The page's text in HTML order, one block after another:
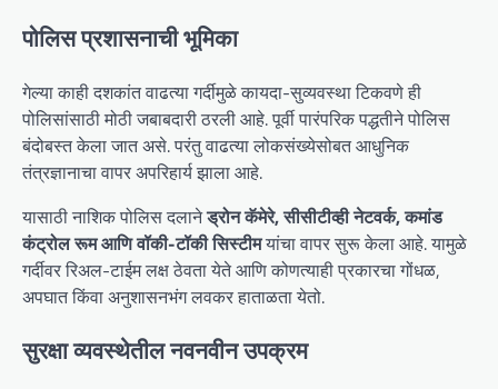
पोलिस प्रशासनाची भूमिका
गेल्या काही दशकांत वाढत्या गर्दीमुळे कायदा-सुव्यवस्था टिकवणे ही
पोलिसांसाठी मोठी जबाबदारी ठरली आहे. पूर्वी पारंपरिक पद्धतीने पोलिस
बंदोबस्त केला जात असे. परंतु वाढत्या लोकसंख्येसोबत आधुनिक
तंत्रज्ञानाचा वापर अपरिहार्य झाला आहे.
यासाठी नाशिक पोलिस दलानेड्रोन कॅमेरे, सीसीटीव्ही नेटवर्क, कमांड
कंट्रोल रूम आणि वॉकी-टॉकी सिस्टीमयांचा वापर सुरू केला आहे. यामुळे
गर्दीवर रिअल-टाईम लक्ष ठेवता येते आणि कोणत्याही प्रकारचा गोंधळ,
अपघात किंवा अनुशासनभंग लवकर हाताळता येतो.
सुरक्षा व्यवस्थेतील नवनवीन उपक्रम